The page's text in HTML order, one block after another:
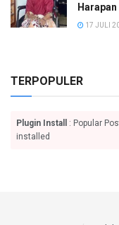
17 JULI
TERPOPULER
Plugin Install
: Popular
installed